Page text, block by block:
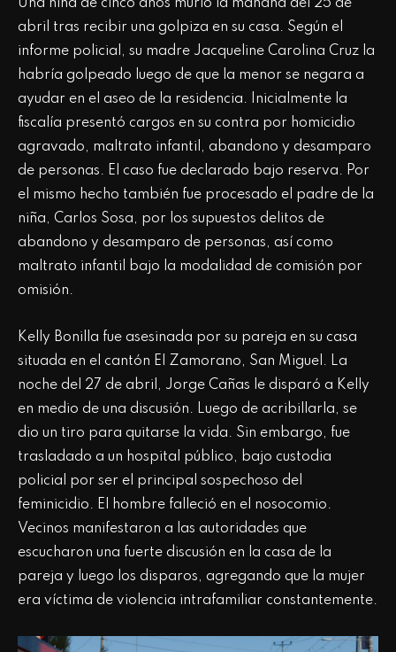
Una niña de cinco años murió la mañana del 25 de
abril tras recibir una golpiza en su casa. Según el
informe policial, su madre Jacqueline Carolina Cruz la
habría golpeado luego de que la menor se negara a
ayudar en el aseo de la residencia. Inicialmente la
fiscalía presentó cargos en su contra por homicidio
agravado, maltrato infantil, abandono y desamparo
de personas. El caso fue declarado bajo reserva. Por
el mismo hecho también fue procesado el padre de la
niña, Carlos Sosa, por los supuestos delitos de
abandono y desamparo de personas, así como
maltrato infantil bajo la modalidad de comisión por
omisión.
Kelly Bonilla fue asesinada por su pareja en su casa
situada en el cantón El Zamorano, San Miguel. La
noche del 27 de abril, Jorge Cañas le disparó a Kelly
en medio de una discusión. Luego de acribillarla, se
dio un tiro para quitarse la vida. Sin embargo, fue
trasladado a un hospital público, bajo custodia
policial por ser el principal sospechoso del
feminicidio. El hombre falleció en el nosocomio.
Vecinos manifestaron a las autoridades que
escucharon una fuerte discusión en la casa de la
pareja y luego los disparos, agregando que la mujer
era víctima de violencia intrafamiliar constantemente.